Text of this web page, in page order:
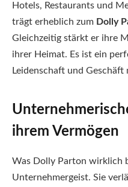
Hotels, Restaurants und
trägt erheblich zum Dolly
Gleichzeitig stärkt er ihre
ihrer Heimat. Es ist ein
Leidenschaft und
ihrem Vermögen
Was Dolly Parton wirklich
Unternehmergeist. Sie